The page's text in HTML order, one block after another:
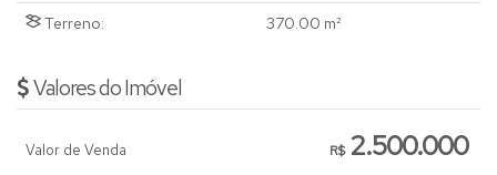
Terreno: 370.00 m²
Valores do Imóvel
R$2.500.000
Valor de Venda